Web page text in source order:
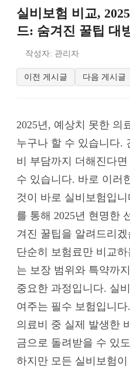
실비보험 비교,
드: 숨겨진 꿀팁 대
작성자: 관리자
이전 게시글 다음 게시글
2025년, 예상치 못한 의
누구나 할 수 있습니다.
비 부담까지 더해진다
수 있습니다. 바로 이러
것이 바로 실비보험입
를 통해 2025년 현명한
겨진 꿀팁을 알려드리
단순히 보험료만 비교
는 보장 범위와 특약까
중요한 과정입니다. 실
여주는 필수 보험입니
의료비 중 실제 발생한
금으로 돌려받을 수 있
하지만 모든 실비보험